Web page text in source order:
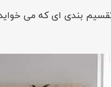
تقسیم بندی ای که می